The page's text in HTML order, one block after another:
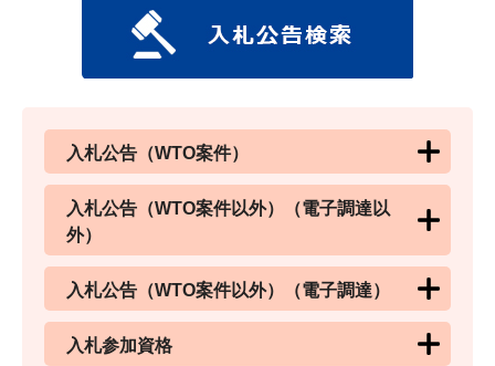
入札公告（WTO案件）
入札公告（WTO案件以外）（電子調達以
外）
入札公告（WTO案件以外）（電子調達）
入札参加資格